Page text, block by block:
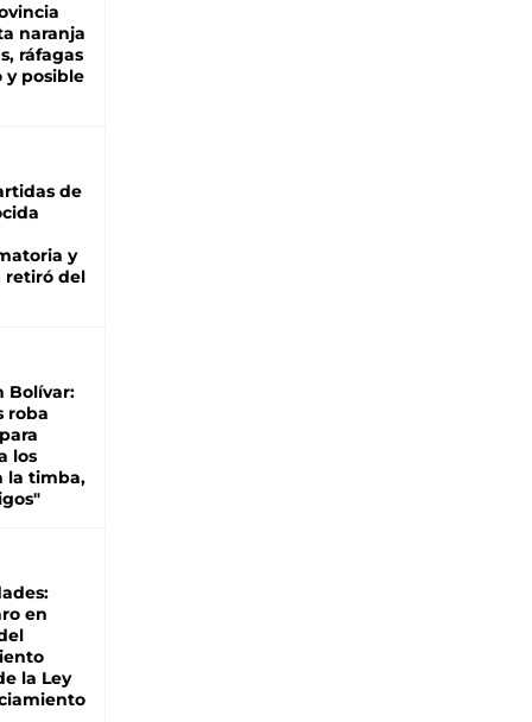
naranja
ráfagas
y posible
de
y
retiró del
Bolívar:
roba
los
la timba,
en
la Ley